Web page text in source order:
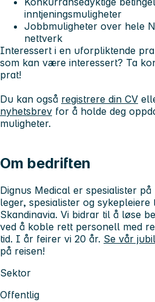
inntjeningsmuligheter
Jobbmuligheter over hele
nettverk
Interessert i en uforpliktende
som kan være interessert? Ta
prat!
Du kan også registrere din CV
nyhetsbrev for å holde deg
muligheter.
Om bedriften
Dignus Medical er spesialister
leger, spesialister og
Skandinavia. Vi bidrar til å løse
ved å koble rett personell med
tid. I år feirer vi 20 år. Se vår
på reisen!
Sektor
Offentlig